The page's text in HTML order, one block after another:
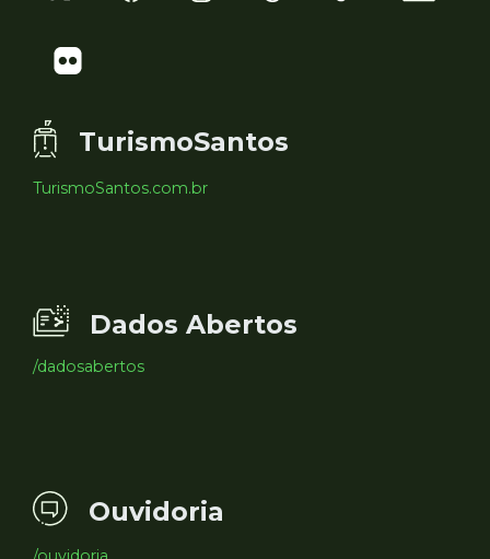
TurismoSantos
TurismoSantos.com.br
Dados Abertos
/dadosabertos
Ouvidoria